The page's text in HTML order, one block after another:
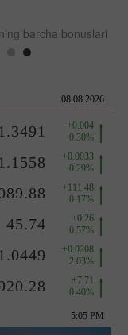
barcha bonuslari